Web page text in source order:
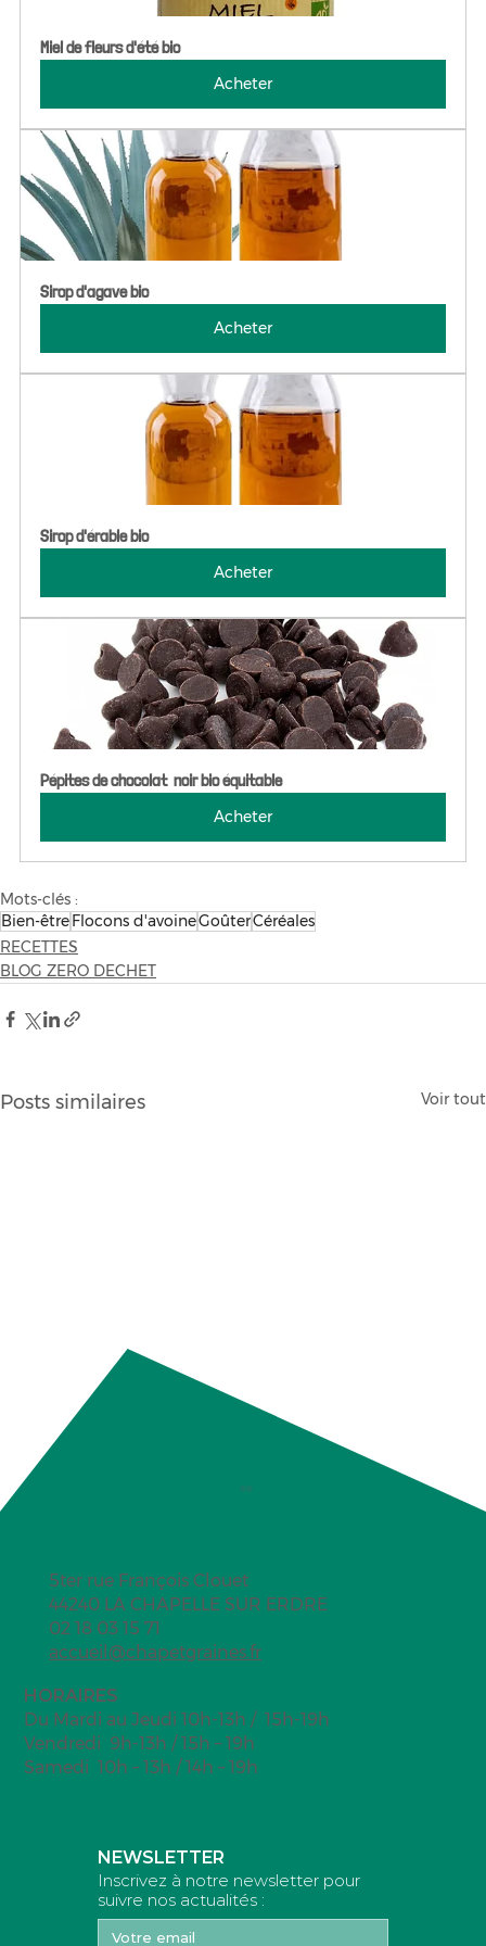
Miel de fleurs d'été bio
Acheter
Sirop d'agave bio
Acheter
Sirop d'érable bio
Acheter
Pépites de chocolat  noir bio équitable
Acheter
Mots-clés :
Bien-êtreFlocons d'avoineGoûterCéréales
RECETTES
BLOG ZERO DECHET
Posts similaires Voir tout
Overnight oats
5ter rue François Clouet
44240 LA CHAPELLE SUR ERDRE
02 18 03 15 71
accueil@chapetgraines.fr
HORAIRES
Du Mardi au Jeudi 10h-13h / 15h-19h
Vendredi 9h-13h / 15h – 19h
Samedi 10h – 13h / 14h – 19h
NEWSLETTER
Inscrivez à notre newsletter pour
suivre nos actualités :